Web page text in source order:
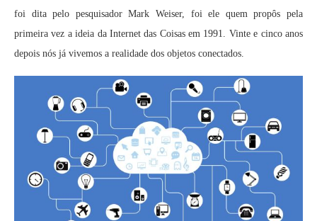
foi dita pelo pesquisador Mark Weiser, foi ele quem propôs pela
primeira vez a ideia da Internet das Coisas em 1991. Vinte e cinco anos
depois nós já vivemos a realidade dos objetos conectados.